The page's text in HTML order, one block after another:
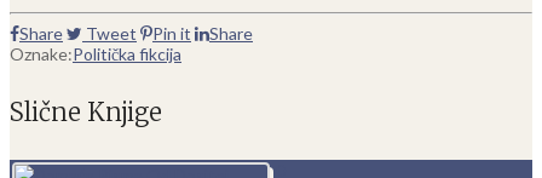
Share Tweet Pin it
Share
Oznake:Politička fikcija
Slične Knjige